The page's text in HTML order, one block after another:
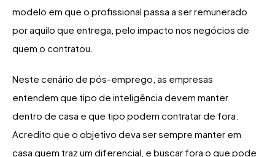
modelo em que o profissional passa a ser remunerado
por aquilo que entrega, pelo impacto nos negócios de
quem o contratou.
Neste cenário de pós-emprego, as empresas
entendem que tipo de inteligência devem manter
dentro de casa e que tipo podem contratar de fora.
Acredito que o objetivo deva ser sempre manter em
casa quem traz um diferencial, e buscar fora o que pode